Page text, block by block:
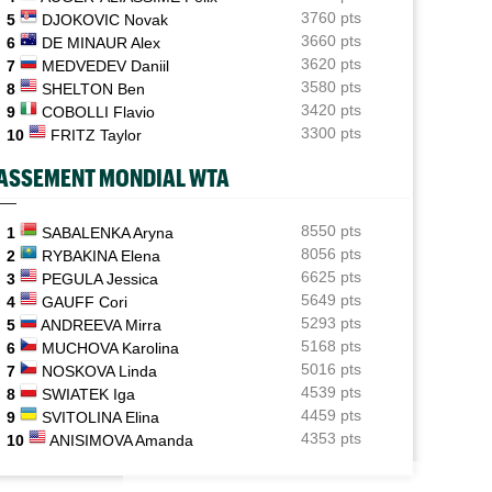
ATP - Montréal
Gaël Monfils : ses adieux à Montréal après un dernier
combat
09:59
ATP - Montréal
Zverev, Medvedev et Fritz : hécatombe chez les
ATP - Montréal
Coup dur à domicile pour Auger-Aliassime, Droguet
saisit sa chance
08:45
WTA - Toronto
Iga Swiatek change son jeu : "Je fais trop de choses
trop vite..."
5
DJOKOVIC Novak
3760 pts
6
DE MINAUR Alex
3660 pts
7
MEDVEDEV Daniil
3620 pts
8
SHELTON Ben
3580 pts
9
COBOLLI Flavio
3420 pts
10
FRITZ Taylor 3300 pts
MONDIAL WTA
1 SABALENKA Aryna
8550 pts
2
RYBAKINA Elena
8056 pts
3
PEGULA Jessica
6625 pts
4
GAUFF Cori
5649 pts
5
ANDREEVA Mirra
5293 pts
6
MUCHOVA Karolina
5168 pts
7
NOSKOVA Linda
5016 pts
8
SWIATEK Iga
4539 pts
9
SVITOLINA Elina
4459 pts
10
ANISIMOVA Amanda 4353 pts